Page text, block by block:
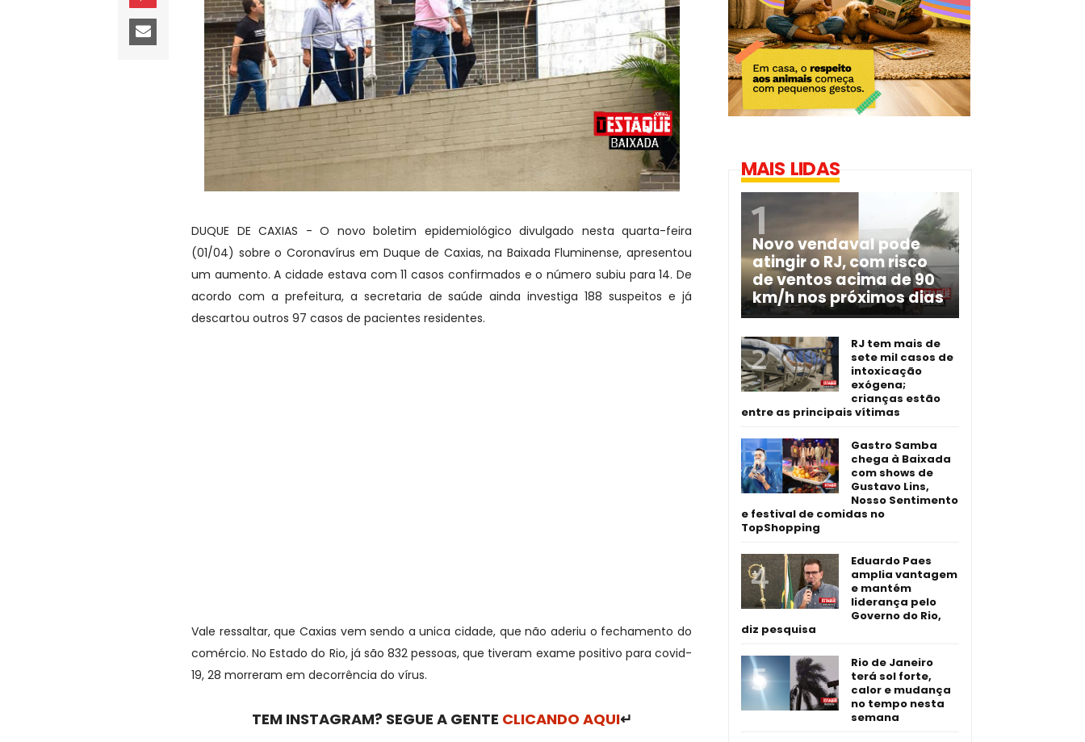
DUQUE DE CAXIAS - O novo boletim epidemiológico divulgado nesta quarta-feira
(01/04) sobre o Coronavírus em Duque de Caxias, na Baixada Fluminense, apresentou
um aumento. A cidade estava com 11 casos confirmados e o número subiu para 14. De
acordo com a prefeitura, a secretaria de saúde ainda investiga 188 suspeitos e já
descartou outros 97 casos de pacientes residentes.
Vale ressaltar, que Caxias vem sendo a unica cidade, que não aderiu o fechamento do
comércio. No Estado do Rio, já são 832 pessoas, que tiveram exame positivo para covid-
19, 28 morreram em decorrência do vírus.
TEM INSTAGRAM? SEGUE A GENTE CLICANDO AQUI↵
MAIS LIDAS
Novo vendaval pode
atingir o RJ, com risco
de ventos acima de 90
km/h nos próximos dias
RJ tem mais de
sete mil casos de
intoxicação
exógena;
crianças estão
entre as principais vítimas
Gastro Samba
chega à Baixada
com shows de
Gustavo Lins,
Nosso Sentimento
e festival de comidas no
TopShopping
Eduardo Paes
amplia vantagem
e mantém
liderança pelo
Governo do Rio,
diz pesquisa
Rio de Janeiro
terá sol forte,
calor e mudança
no tempo nesta
semana